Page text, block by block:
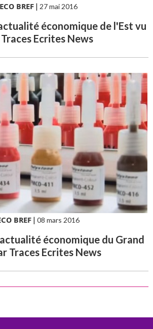
ECO BREF| 27 mai 2016
économique de l'Est vu
Ecrites News
BREF |08 mars 2016
économique du Grand
Traces Ecrites News